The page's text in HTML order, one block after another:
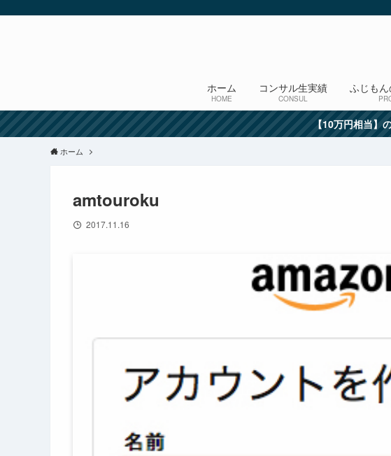
ホーム
HOME
コンサル生実績
CONSUL
ふじも
【10万円相当】
ホーム
amtouroku
2017.11.16